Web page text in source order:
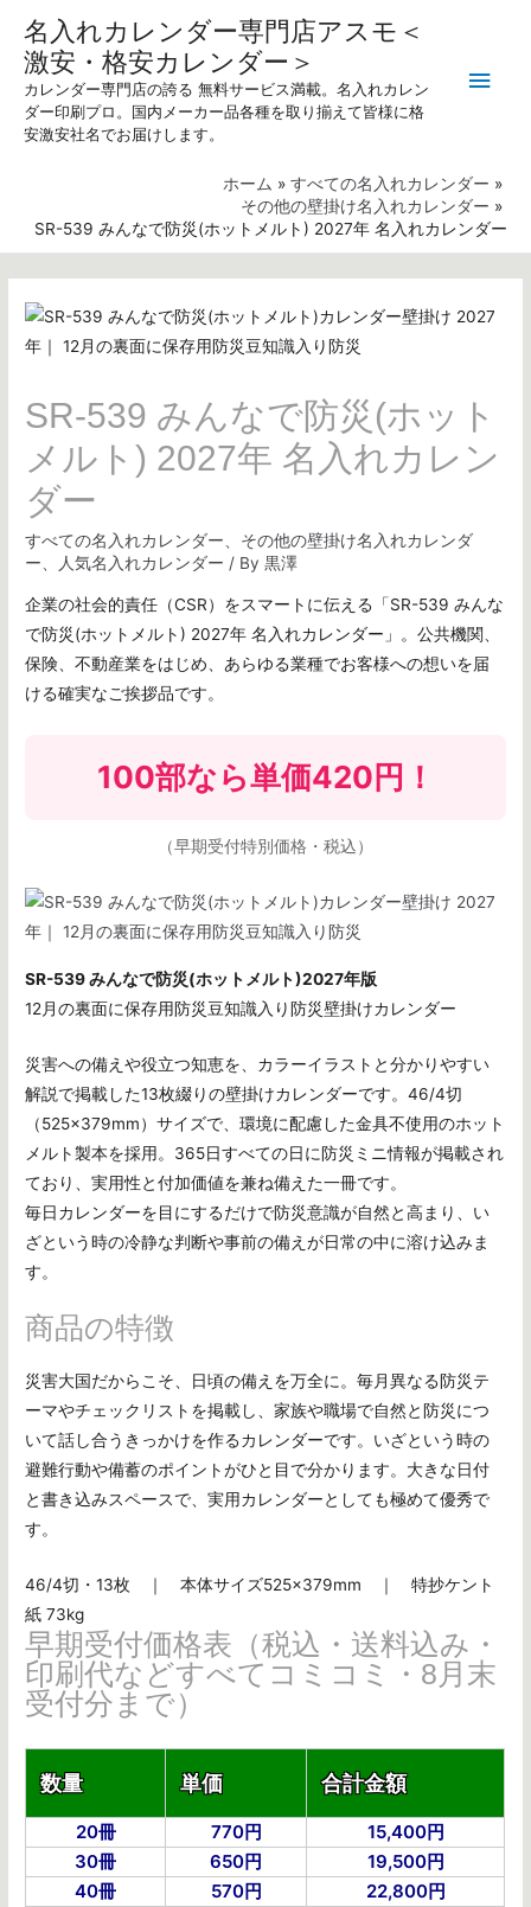
名入れカレンダー専門店アスモ＜
激安・格安カレンダー＞
カレンダー専門店の誇る 無料サービス満載。名入れカレン
ダー印刷プロ。国内メーカー品各種を取り揃えて皆様に格
安激安社名でお届けします。
メ
ン
メ
ニ
ュ
ホーム
すべての名入れカレンダー
その他の壁掛け名入れカレンダー
SR-539 みんなで防災(ホットメルト) 2027年 名入れカレンダー
SR-539 みんなで防災(ホット
メルト) 2027年 名入れカレン
ダー
すべての名入れカレンダー
その他の壁掛け名入れカレンダ
ー
人気名入れカレンダー / By黒澤
企業の社会的責任（CSR）をスマートに伝える「SR-539 みんな
で防災(ホットメルト) 2027年 名入れカレンダー」。公共機関、
保険、不動産業をはじめ、あらゆる業種でお客様への想いを届
ける確実なご挨拶品です。
100部なら単価420円 ！
（早期受付特別価格・税込）
SR-539 みんなで防災(ホットメルト)2027年版
12月の裏面に保存用防災豆知識入り防災壁掛けカレンダー
災害への備えや役立つ知恵を、カラーイラストと分かりやすい
解説で掲載した13枚綴りの壁掛けカレンダーです。46/4切
（525×379mm）サイズで、環境に配慮した金具不使用のホット
メルト製本を採用。365日すべての日に防災ミニ情報が掲載され
ており、実用性と付加価値を兼ね備えた一冊です。
毎日カレンダーを目にするだけで防災意識が自然と高まり、い
ざという時の冷静な判断や事前の備えが日常の中に溶け込みま
す。
商品の特徴
災害大国だからこそ、日頃の備えを万全に。毎月異なる防災テ
ーマやチェックリストを掲載し、家族や職場で自然と防災につ
いて話し合うきっかけを作るカレンダーです。いざという時の
避難行動や備蓄のポイントがひと目で分かります。大きな日付
と書き込みスペースで、実用カレンダーとしても極めて優秀で
す。
46/4切・13枚 ｜ 本体サイズ525×379mm ｜ 特抄ケント
紙 73kg
早期受付価格表（税込・送料込み・
印刷代などすべてコミコミ・8月末
受付分まで）
数量 単価 合計金額
20冊 770円
15,400円
30冊
650円
19,500円
40冊
570円
22,800円